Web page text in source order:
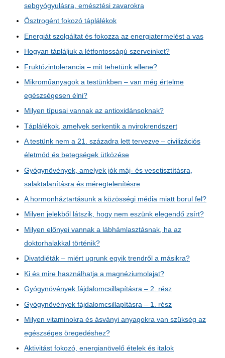
sebgyógyulásra, emésztési zavarokra
Ösztrogént fokozó táplálékok
Energiát szolgáltat és fokozza az energiatermelést a vas
Hogyan tápláljuk a létfontosságú szerveinket?
Fruktózintolerancia – mit tehetünk ellene?
Mikroműanyagok a testünkben – van még értelme
egészségesen élni?
Milyen típusai vannak az antioxidánsoknak?
Táplálékok, amelyek serkentik a nyirokrendszert
A testünk nem a 21. századra lett tervezve – civilizációs
életmód és betegségek ütközése
Gyógynövények, amelyek jók máj- és vesetisztításra,
salaktalanításra és méregtelenítésre
A hormonháztartásunk a közösségi média miatt borul fel?
Milyen jelekből látszik, hogy nem eszünk elegendő zsírt?
Milyen előnyei vannak a lábhámlasztásnak, ha az
doktorhalakkal történik?
Divatdiéták – miért ugrunk egyik trendről a másikra?
Ki és mire használhatja a magnéziumolajat?
Gyógynövények fájdalomcsillapításra – 2. rész
Gyógynövények fájdalomcsillapításra – 1. rész
Milyen vitaminokra és ásványi anyagokra van szükség az
egészséges öregedéshez?
Aktivitást fokozó, energianövelő ételek és italok